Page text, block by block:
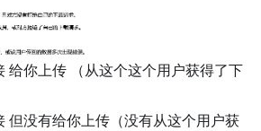
给你上传 （从这个这个用户获得了下
但没有给你上传（没有从这个用户获